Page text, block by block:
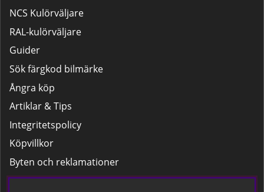
NCS Kulörväljare
RAL-kulörväljare
Guider
Sök färgkod bilmärke
Ångra köp
Artiklar & Tips
Integritetspolicy
Köpvillkor
Byten och reklamationer
Leverans